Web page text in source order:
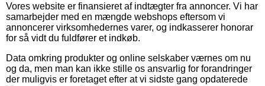
Vores website er finansieret af indtægter fra annoncer. Vi har
samarbejder med en mængde webshops eftersom vi
annoncerer virksomhedernes varer, og indkasserer honorar
for så vidt du fuldfører et indkøb.
Data omkring produkter og online selskaber værnes om nu
og da, men man kan ikke stille os ansvarlig for forandringer
der muligvis er foretaget efter at vi sidste gang opdaterede